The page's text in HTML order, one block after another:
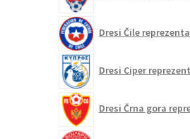
Dresi Čile
Dresi Ciper
Dresi Črna gora